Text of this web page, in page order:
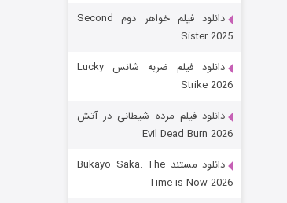
رویایی برای تو
قسمت
دانلود فیلم خواهر دوم Second
Sister 2025
دانلود فیلم ضربه شانس Lucky
Strike 2026
دانلود فیلم مرده شیطانی در آتش
Evil Dead Burn 2026
دانلود مستند Bukayo Saka: The
Time is Now 2026